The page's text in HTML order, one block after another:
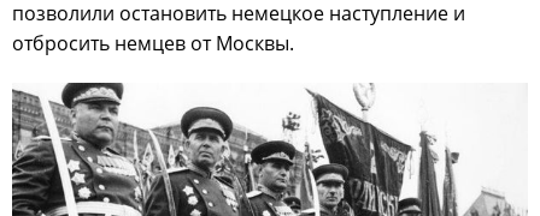
позволили остановить немецкое наступление и
отбросить немцев от Москвы.